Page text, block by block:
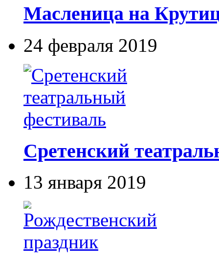
Масленица на
24 февраля 2019
Сретенский
13 января 2019